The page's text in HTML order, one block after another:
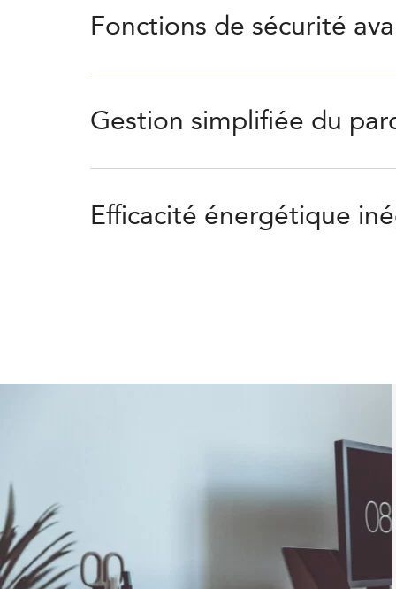
Fonctions de sécurité
Gestion simplifiée du
Efficacité énergétique